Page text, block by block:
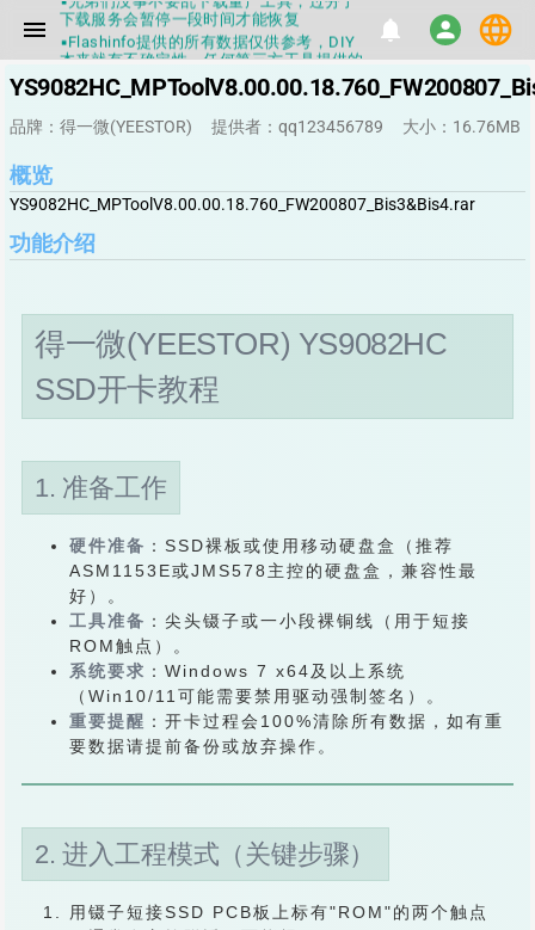
menu
下载服务会暂停一段时间才能恢复
▪Flashinfo提供的所有数据仅供参考，DIY
本来就有不确定性，任何第三方工具提供的
数据都不要100%相信，包括量产工具都不
一定可信的，因为数据都可以改，一定要有
正确的认知，不要随大流
▪如果发现数据有错误，或者存在误导，欢
迎积极反馈，Flashinfo尽量维护最正确的
签啦，使用更加丝滑，快点击下载吧
下载服务会暂停一段时间才能恢复
▪Flashinfo提供的所有数据仅供参考，DIY
一定可信的，因为数据都可以改，一定要有
正确的认知，不要随大流
▪如果发现数据有错误，或者存在误导，欢
迎积极反馈，Flashinfo尽量维护最正确的
指导性数据
notifications person language
品牌：得一微(YEESTOR) 提供者：qq123456789 大小：16.76MB
概览
YS9082HC_MPToolV8.00.00.18.760_FW200807_Bis3&Bis4.rar
功能介绍
得一微(YEESTOR) YS9082HC
SSD开卡教程
1. 准备工作
硬件准备 ：SSD裸板或使用移动硬盘盒（推荐
ASM1153E或JMS578主控的硬盘盒，兼容性最
好）。
工具准备 ：尖头镊子或一小段裸铜线（用于短接
ROM触点）。
系统要求 ：Windows 7 x64及以上系统
（Win10/11可能需要禁用驱动强制签名）。
重要提醒 ：开卡过程会100%清除所有数据，如有重
要数据请提前备份或放弃操作。
2. 进入工程模式（关键步骤）
用镊子短接SSD PCB板上标有"ROM"的两个触点